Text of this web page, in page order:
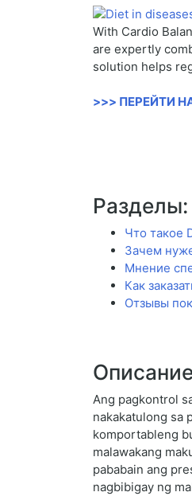
With Cardio
are expertly
solution helps
>>> ПЕРЕЙТИ
Разделы:
Что такое
Зачем
Мнение
Как
Отзывы
Ang pagkontrol
nakakatulong sa
komportableng
malawakang
pababain ang
nagbibigay ng